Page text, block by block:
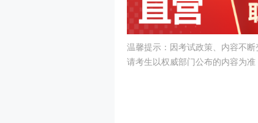
温馨提示：因考试政策、内容不
请考生以权威部门公布的内容为准